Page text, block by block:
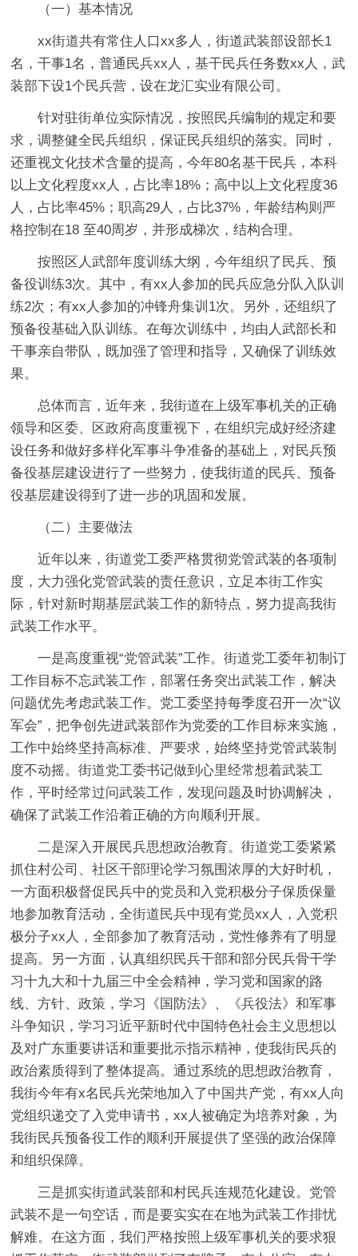
（一）基本情况
xx街道共有常住人口xx多人，街道武装部设部长1
名，干事1名，普通民兵xx人，基干民兵任务数xx人，武
装部下设1个民兵营，设在龙汇实业有限公司。
针对驻街单位实际情况，按照民兵编制的规定和要
求，调整健全民兵组织，保证民兵组织的落实。同时，
还重视文化技术含量的提高，今年80名基干民兵，本科
以上文化程度xx人，占比率18%；高中以上文化程度36
人，占比率45%；职高29人，占比37%，年龄结构则严
格控制在18 至40周岁，并形成梯次，结构合理。
按照区人武部年度训练大纲，今年组织了民兵、预
备役训练3次。其中，有xx人参加的民兵应急分队入队训
练2次；有xx人参加的冲锋舟集训1次。另外，还组织了
预备役基础入队训练。在每次训练中，均由人武部长和
干事亲自带队，既加强了管理和指导，又确保了训练效
果。
总体而言，近年来，我街道在上级军事机关的正确
领导和区委、区政府高度重视下，在组织完成好经济建
设任务和做好多样化军事斗争准备的基础上，对民兵预
备役基层建设进行了一些努力，使我街道的民兵、预备
役基层建设得到了进一步的巩固和发展。
（二）主要做法
近年以来，街道党工委严格贯彻党管武装的各项制
度，大力强化党管武装的责任意识，立足本街工作实
际，针对新时期基层武装工作的新特点，努力提高我街
武装工作水平。
一是高度重视“党管武装”工作。街道党工委年初制订
工作目标不忘武装工作，部署任务突出武装工作，解决
问题优先考虑武装工作。党工委坚持每季度召开一次“议
军会”，把争创先进武装部作为党委的工作目标来实施，
工作中始终坚持高标准、严要求，始终坚持党管武装制
度不动摇。街道党工委书记做到心里经常想着武装工
作，平时经常过问武装工作，发现问题及时协调解决，
确保了武装工作沿着正确的方向顺利开展。
二是深入开展民兵思想政治教育。街道党工委紧紧
抓住村公司、社区干部理论学习氛围浓厚的大好时机，
一方面积极督促民兵中的党员和入党积极分子保质保量
地参加教育活动，全街道民兵中现有党员xx人，入党积
极分子xx人，全部参加了教育活动，党性修养有了明显
提高。另一方面，认真组织民兵干部和部分民兵骨干学
习十九大和十九届三中全会精神，学习党和国家的路
线、方针、政策，学习《国防法》、《兵役法》和军事
斗争知识，学习习近平新时代中国特色社会主义思想以
及对广东重要讲话和重要批示指示精神，使我街民兵的
政治素质得到了整体提高。通过系统的思想政治教育，
我街今年有x名民兵光荣地加入了中国共产党，有xx人向
党组织递交了入党申请书，xx人被确定为培养对象，为
我街民兵预备役工作的顺利开展提供了坚强的政治保障
和组织保障。
三是抓实街道武装部和村民兵连规范化建设。党管
武装不是一句空话，而是要实实在在地为武装工作排忧
解难。在这方面，我们严格按照上级军事机关的要求狠